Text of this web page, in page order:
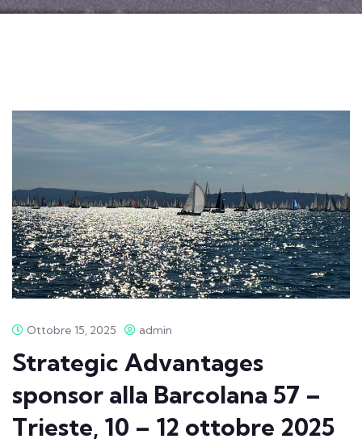
Ottobre 15, 2025 admin
Strategic Advantages
sponsor alla Barcolana 57 –
Trieste, 10 – 12 ottobre 2025​